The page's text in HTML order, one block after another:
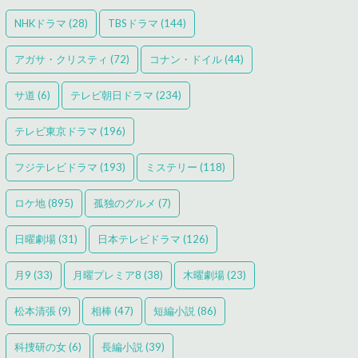
NHKドラマ (28) TBSドラマ (144)
アガサ・クリスティ (72) コナン・ドイル(44)
サ道 (6) テレビ朝日ドラマ (234)
テレビ東京ドラマ (196)
フジテレビドラマ (193) ミステリー (118)
ロケ地(895) 孤独のグルメ (7)
日曜劇場(31) 日本テレビドラマ (126)
月9 (33) 月曜プレミア8 (38) 木曜劇場(23)
松本清張(9) 相棒(47) 短編小説 (86)
科捜研の女(6) 長編小説 (39)